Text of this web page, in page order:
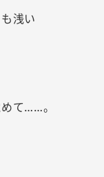
浅い
て……。